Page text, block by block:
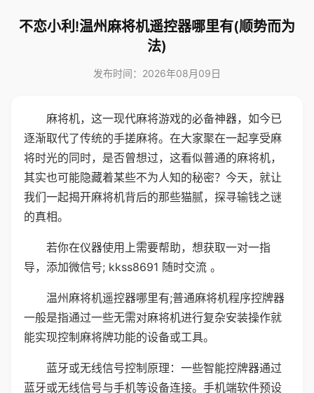
不恋小利!温州麻将机遥控器哪里有(顺势而为
法)
发布时间：2026年08月09日
麻将机，这一现代麻将游戏的必备神器，如今已
逐渐取代了传统的手搓麻将。在大家聚在一起享受麻
将时光的同时，是否曾想过，这看似普通的麻将机，
其实也可能隐藏着某些不为人知的秘密？今天，就让
我们一起揭开麻将机背后的那些猫腻，探寻输钱之谜
的真相。
若你在仪器使用上需要帮助，想获取一对一指
导，添加微信号; kkss8691 随时交流 。
温州麻将机遥控器哪里有;普通麻将机程序控牌器
一般是指通过一些无需对麻将机进行复杂安装操作就
能实现控制麻将牌功能的设备或工具。
蓝牙或无线信号控制原理：一些智能控牌器通过
蓝牙或无线信号与手机等设备连接。手机端软件预设